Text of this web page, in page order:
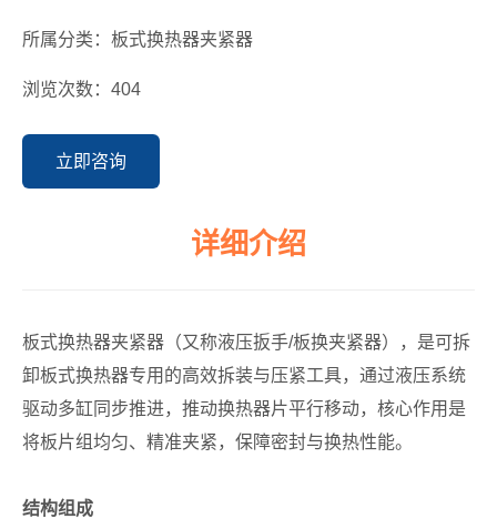
所属分类：板式换热器夹紧器
浏览次数：404
立即咨询
详细介绍
板式换热器夹紧器（又称液压扳手/板换夹紧器），是可拆
卸板式换热器专用的高效拆装与压紧工具，通过液压系统
驱动多缸同步推进，推动换热器片平行移动，核心作用是
将板片组均匀、精准夹紧，保障密封与换热性能。
结构组成